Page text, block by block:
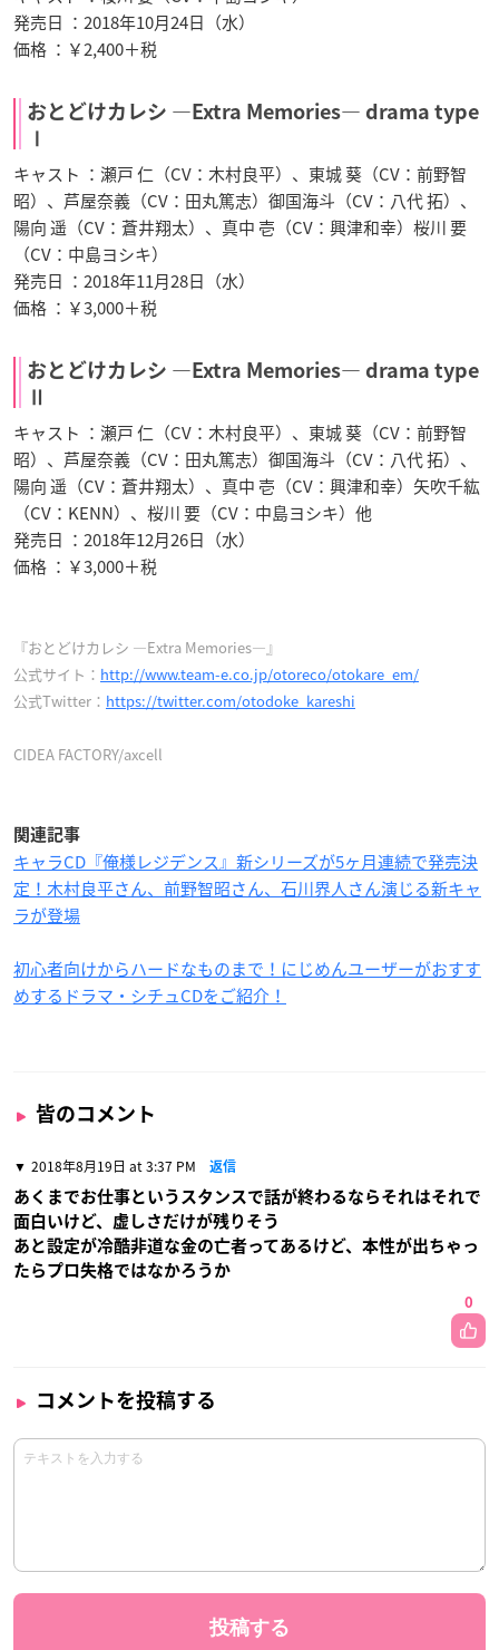
発売日 ：2018年10月24日（水）
価格 ：￥2,400＋税
おとどけカレシ ―Extra Memories― drama type
Ⅰ
キャスト ：瀬戸 仁（CV：木村良平）、東城 葵（CV：前野智
昭）、芦屋奈義（CV：田丸篤志）御国海斗（CV：八代 拓）、
陽向 遥（CV：蒼井翔太）、真中 壱（CV：興津和幸）桜川 要
（CV：中島ヨシキ）
発売日 ：2018年11月28日（水）
価格 ：￥3,000＋税
おとどけカレシ ―Extra Memories― drama type
Ⅱ
キャスト ：瀬戸 仁（CV：木村良平）、東城 葵（CV：前野智
昭）、芦屋奈義（CV：田丸篤志）御国海斗（CV：八代 拓）、
陽向 遥（CV：蒼井翔太）、真中 壱（CV：興津和幸）矢吹千紘
（CV：KENN）、桜川 要（CV：中島ヨシキ）他
発売日 ：2018年12月26日（水）
価格 ：￥3,000＋税
『おとどけカレシ —Extra Memories—』
公式サイト： http://www.team-e.co.jp/otoreco/otokare_em/
公式Twitter： https://twitter.com/otodoke_kareshi
CIDEA FACTORY/axcell
関連記事
キャラCD『俺様レジデンス』新シリーズが5ヶ月連続で発売決
定！木村良平さん、前野智昭さん、石川界人さん演じる新キャ
ラが登場
初心者向けからハードなものまで！にじめんユーザーがおすす
めするドラマ・シチュCDをご紹介！
皆のコメント
2018年8月19日 at 3:37 PM 返信
あくまでお仕事というスタンスで話が終わるならそれはそれで
面白いけど、虚しさだけが残りそう
あと設定が冷酷非道な金の亡者ってあるけど、本性が出ちゃっ
たらプロ失格ではなかろうか
0
コメントを投稿する